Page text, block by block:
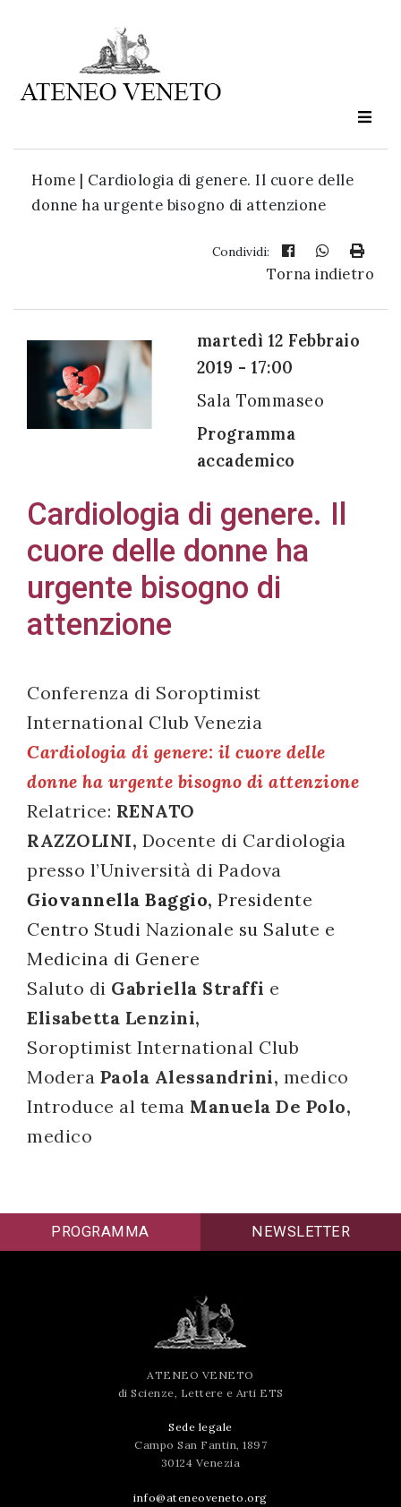
Home | Cardiologia di genere. Il cuore delle
donne ha urgente bisogno di attenzione
Condividi:
Torna indietro
martedì 12 Febbraio
2019 - 17:00
Sala Tommaseo
Programma
accademico
Cardiologia di genere. Il
cuore delle donne ha
urgente bisogno di
attenzione
Conferenza di Soroptimist
International Club Venezia
Cardiologia di genere: il cuore delle
donne ha urgente bisogno di attenzione
Relatrice: RENATO
RAZZOLINI, Docente di Cardiologia
presso l’Università di Padova
Giovannella Baggio, Presidente
Centro Studi Nazionale su Salute e
Medicina di Genere
Saluto di Gabriella Straffi e
Elisabetta Lenzini,
Soroptimist International Club
Modera Paola Alessandrini, medico
Introduce al tema Manuela De Polo,
medico
Ateneo
è
cultura
Acconsento
all'uso dei
miei dati
personali in
accordo
con il
196/03
Registrazione
avvenuta con
PROGRAMMA NEWSLETTER
ATENEO VENETO
di Scienze, Lettere e Arti ETS
Sede legale
Campo San Fantin, 1897
30124 Venezia
info@ateneoveneto.org